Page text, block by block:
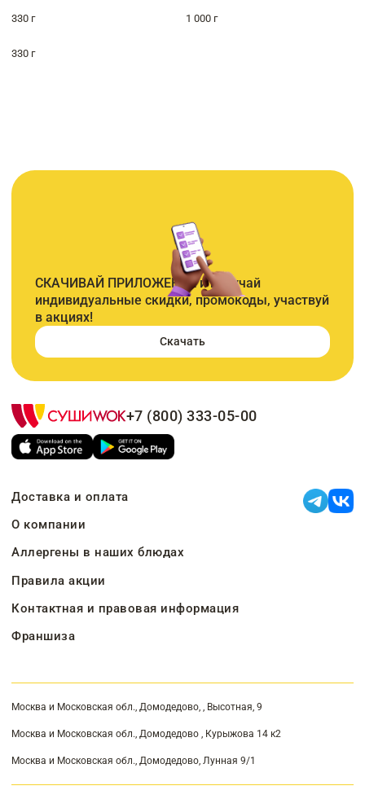
330 г 1 000 г
330 г
СКАЧИВАЙ ПРИЛОЖЕНИЕ и получай
индивидуальные скидки, промокоды, участвуй
в акциях!
Скачать
+7 (800) 333-05-00
Доставка и оплата
О компании
Аллергены в наших блюдах
Правила акции
Контактная и правовая информация
Франшиза
Москва и Московская обл., Домодедово, , Высотная, 9
Москва и Московская обл., Домодедово , Курыжова 14 к2
Москва и Московская обл., Домодедово, Лунная 9/1